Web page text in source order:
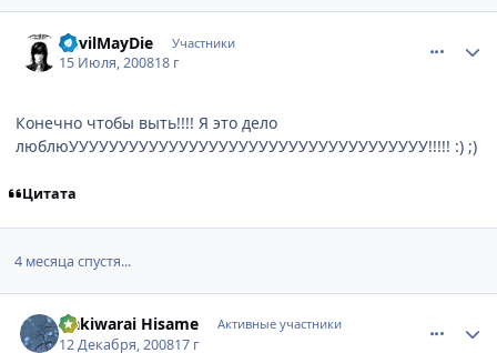
DevilMayDie Участники
15 Июля, 200818 г
Конечно чтобы выть!!!! Я это дело
люблюУУУУУУУУУУУУУУУУУУУУУУУУУУУУУУУУУУУУ!!!!! :) ;)
Цитата
4 месяца спустя...
Nakiwarai Hisame Активные участники
12 Декабря, 200817 г